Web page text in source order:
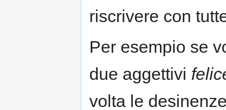
riscrivere con
Per esempio se
due aggettivi
volta le